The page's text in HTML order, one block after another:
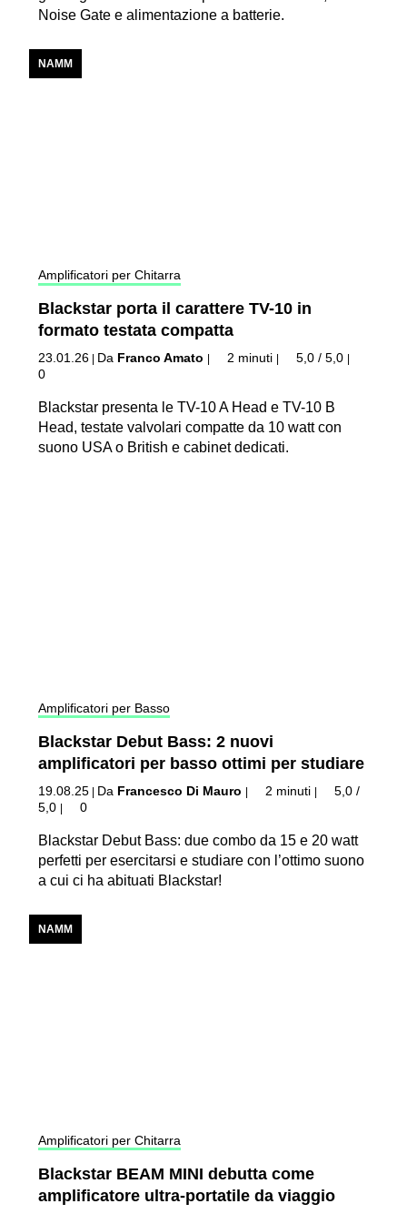
Noise Gate e alimentazione a batterie.
NAMM
Amplificatori per Chitarra
Blackstar porta il carattere TV-10 in
formato testata compatta
23.01.26 Da Franco Amato 2 minuti 5,0 / 5,0
0
Blackstar presenta le TV-10 A Head e TV-10 B
Head, testate valvolari compatte da 10 watt con
suono USA o British e cabinet dedicati.
Amplificatori per Basso
Blackstar Debut Bass: 2 nuovi
amplificatori per basso ottimi per studiare
19.08.25 | Da Francesco Di Mauro | 2 minuti |
5,0 /
5,0 | 0
Blackstar Debut Bass: due combo da 15 e 20 watt
perfetti per esercitarsi e studiare con l’ottimo suono
a cui ci ha abituati Blackstar!
NAMM
Amplificatori per Chitarra
Blackstar BEAM MINI debutta come
amplificatore ultra-portatile da viaggio